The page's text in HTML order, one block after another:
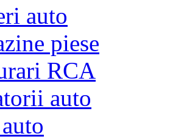
auto
piese
RCA
auto